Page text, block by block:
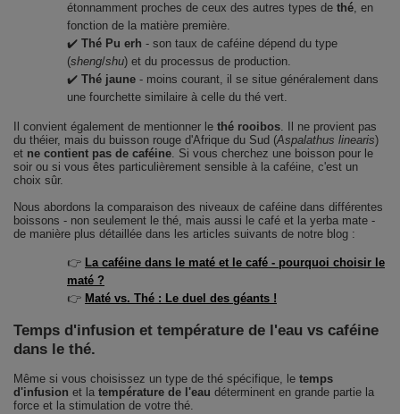
étonnamment proches de ceux des autres types de thé, en
fonction de la matière première.
✔️ Thé Pu erh - son taux de caféine dépend du type
(sheng/shu) et du processus de production.
✔️ Thé jaune - moins courant, il se situe généralement dans
une fourchette similaire à celle du thé vert.
Il convient également de mentionner le thé rooibos. Il ne provient pas
du théier, mais du buisson rouge d'Afrique du Sud (Aspalathus linearis)
et ne contient pas de caféine. Si vous cherchez une boisson pour le
soir ou si vous êtes particulièrement sensible à la caféine, c'est un
choix sûr.
Nous abordons la comparaison des niveaux de caféine dans différentes
boissons - non seulement le thé, mais aussi le café et la yerba mate -
de manière plus détaillée dans les articles suivants de notre blog :
👉 La caféine dans le maté et le café - pourquoi choisir le
maté ?
👉 Maté vs. Thé : Le duel des géants !
Temps d'infusion et température de l'eau vs caféine
dans le thé.
Même si vous choisissez un type de thé spécifique, le temps
d'infusion et la température de l'eau déterminent en grande partie la
force et la stimulation de votre thé.